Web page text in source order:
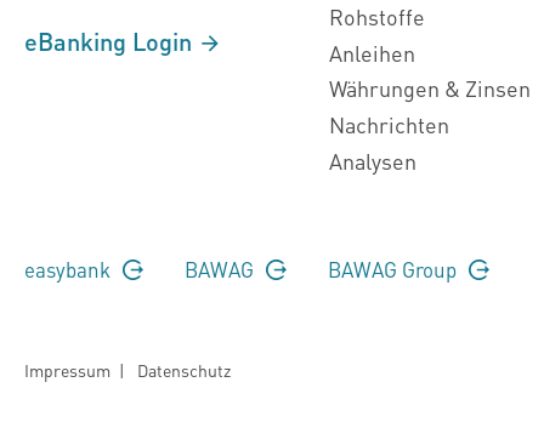
eBanking Login
Rohstoffe
Anleihen
Währungen & Zinsen
Nachrichten
Analysen
easybank BAWAG BAWAG Group
Impressum | Datenschutz